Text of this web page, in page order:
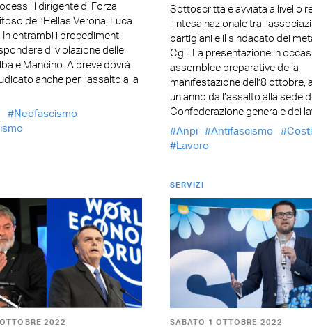
il dirigente di Forza
dell’Hellas Verona, Luca
In entrambi i procedimenti
di violazione delle
e Mancino. A breve dovrà
anche per l’assalto alla
Neofascismo
Sottoscritta e avviata a livello
l’intesa nazionale tra
partigiani e il sindacato dei
Cgil. La presentazione in
assemblee preparative della
manifestazione dell’8 ottobre,
un anno dall’assalto alla sede
Confederazione generale dei
Anpi
Antifascismo
Lavoro
2022
SERVIZI
SABATO 1 OTTOBRE 2022